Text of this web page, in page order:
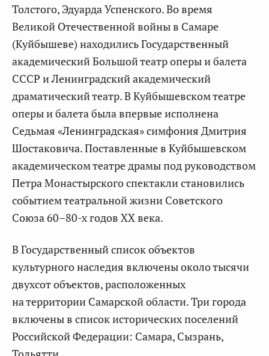
Толстого, Эдуарда Успенского. Во время
Великой Отечественной войны в Самаре
(Куйбышеве) находились Государственный
академический Большой театр оперы и балета
СССР и Ленинградский академический
драматический театр. В Куйбышевском театре
оперы и балета была впервые исполнена
Седьмая «Ленинградская» симфония Дмитрия
Шостаковича. Поставленные в Куйбышевском
академическом театре драмы под руководством
Петра Монастырского спектакли становились
событием театральной жизни Советского
Союза 60–80-х годов ХХ века.
В Государственный список объектов
культурного наследия включены около тысячи
двухсот объектов, расположенных
на территории Самарской области. Три города
включены в список исторических поселений
Российской Федерации: Самара, Сызрань,